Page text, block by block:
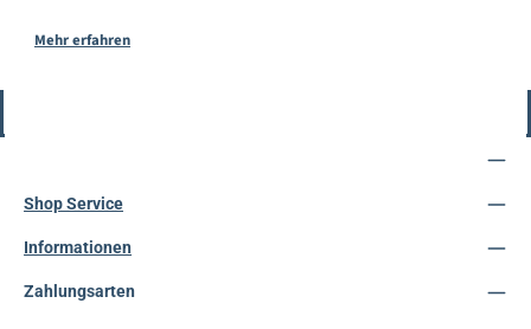
Mehr erfahren
Shop Service
Informationen
Zahlungsarten